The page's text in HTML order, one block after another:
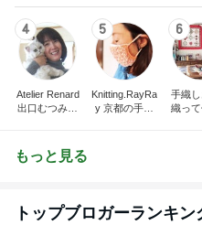
4
Atelier Renard
出口むつみの
5
Knitting.RayRa
y 京都の手編
6
手織
織って
もっと見る
トップブロガーランキン